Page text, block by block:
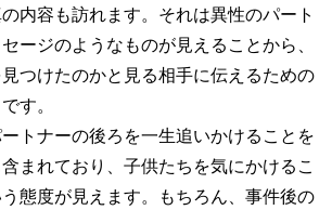
内容も訪れます。それは異性のパート
ージのようなものが見えることから、
つけたのかと見る相手に伝えるための
す。
トナーの後ろを一生追いかけることを
まれており、子供たちを気にかけるこ
態度が見えます。もちろん、事件後の